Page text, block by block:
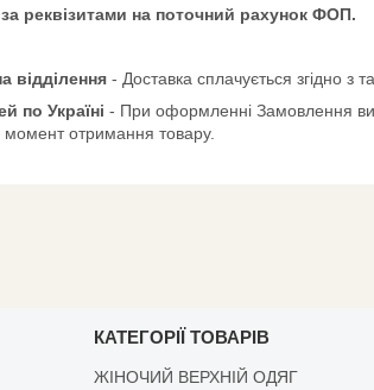
реквізитами на поточний рахунок ФОП.
відділення - Доставка сплачується згідно
по Україні - При оформленні Замовлення ви
момент отримання товару.
КАТЕГОРІЇ ТОВАРІВ
ЖІНОЧИЙ ВЕРХНІЙ ОДЯГ